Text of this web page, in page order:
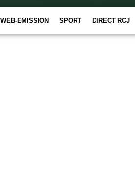
WEB-EMISSION SPORT DIRECT RCJ